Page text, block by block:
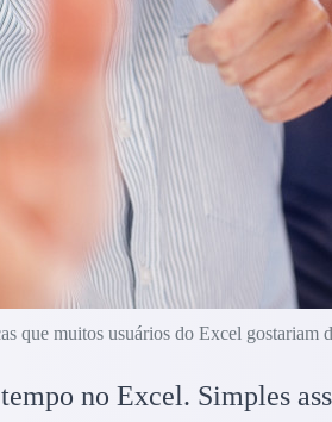
que muitos usuários do Excel gostariam
no Excel. Simples